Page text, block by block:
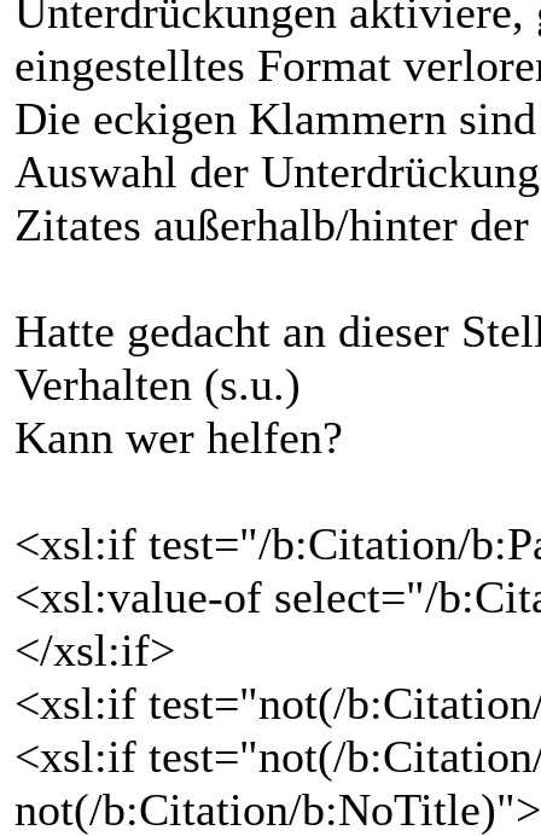
Unterdrückungen
eingestelltes Format
Die eckigen Klammern
Auswahl der
Zitates außerhalb/hinter
Hatte gedacht an dieser
Verhalten (s.u.)
Kann wer helfen?
<xsl:if test="/b:Citation/
<xsl:value-of select="/
</xsl:if>
<xsl:if test="not(/
<xsl:if test="not(/
not(/b:Citation/b:NoTitle)">